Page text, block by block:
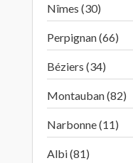
Nîmes (30)
Perpignan (66)
Béziers (34)
Montauban (82)
Narbonne (11)
Albi (81)